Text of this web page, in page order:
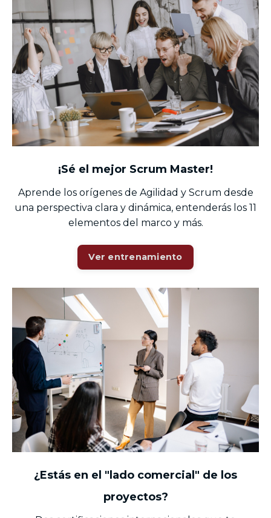
¡Sé el mejor Scrum Master!
Aprende los orígenes de Agilidad y Scrum desde
una perspectiva clara y dinámica, entenderás los 11
elementos del marco y más.
Ver entrenamiento
¿Estás en el "lado comercial" de los
proyectos?